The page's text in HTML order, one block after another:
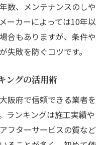
示す業者選びのヒント
者の特徴と実績チェ
見分け方と注意事項
グから得る信頼性の
しない判断軸
数、メンテナンスのしや
ーカーによっては10年以
合もありますが、条件や
失敗を防ぐコツです。
ングの活用術
阪府で信頼できる業者を
ランキングは施工実績や
フターサービスの質など